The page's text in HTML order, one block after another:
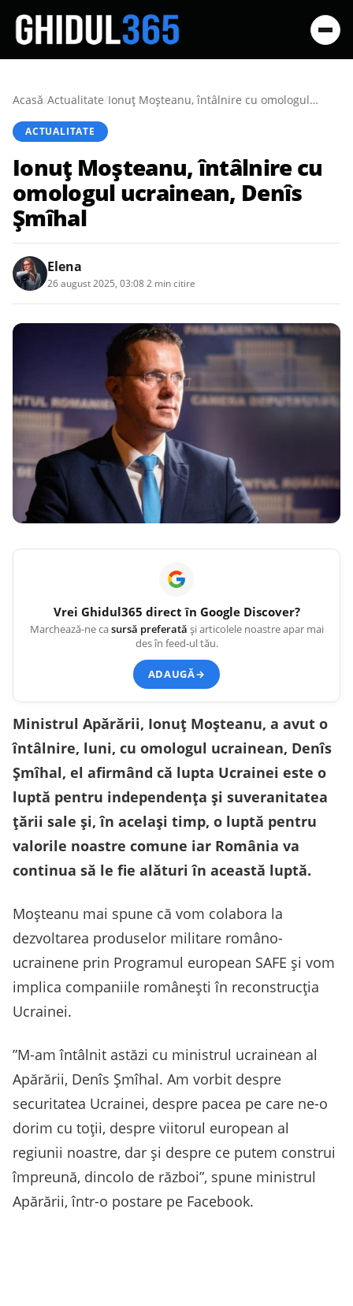
Acasă/Actualitate/ Ionuţ Moşteanu, întâlnire cu omologul ucrainean, Denîs Şmîhal
ACTUALITATE
Ionuţ Moşteanu, întâlnire cu
omologul ucrainean, Denîs
Şmîhal
Elena
26 august 2025, 03:082 min citire
Vrei Ghidul365 direct în Google Discover?
Marchează-ne casursă preferată și articolele noastre apar mai
des în feed-ul tău.
ADAUGĂ→
Ministrul Apărării, Ionuţ Moşteanu, a avut o
întâlnire, luni, cu omologul ucrainean, Denîs
Şmîhal, el afirmând că lupta Ucrainei este o
luptă pentru independenţa şi suveranitatea
ţării sale şi, în acelaşi timp, o luptă pentru
valorile noastre comune iar România va
continua să le fie alături în această luptă.
Moşteanu mai spune că vom colabora la
dezvoltarea produselor militare româno-
ucrainene prin Programul european SAFE şi vom
implica companiile româneşti în reconstrucţia
Ucrainei.
”M-am întâlnit astăzi cu ministrul ucrainean al
Apărării, Denîs Şmîhal. Am vorbit despre
securitatea Ucrainei, despre pacea pe care ne-o
dorim cu toţii, despre viitorul european al
regiunii noastre, dar şi despre ce putem construi
împreună, dincolo de război”, spune ministrul
Apărării, într-o postare pe Facebook.